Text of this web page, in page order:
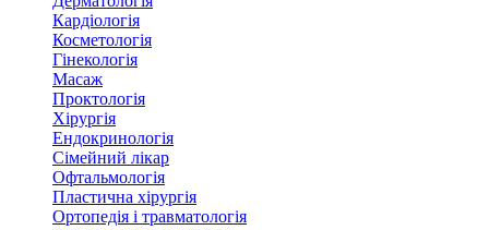
Кардіологія
Косметологія
Гінекологія
Масаж
Проктологія
Хірургія
Ендокринологія
Сімейний лікар
Офтальмологія
Пластична хірургія
Ортопедія і травматологія